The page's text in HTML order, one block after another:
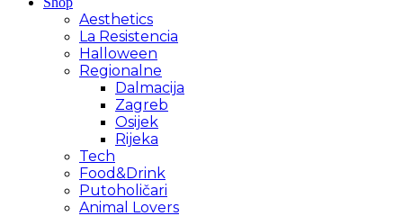
Aesthetics
La Resistencia
Halloween
Regionalne
Dalmacija
Zagreb
Osijek
Rijeka
Tech
Food&Drink
Putoholičari
Animal Lovers